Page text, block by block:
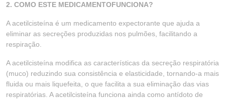
2. COMO ESTE MEDICAMENTOFUNCIONA?
A acetilcisteína é um medicamento expectorante que ajuda a
eliminar as secreções produzidas nos pulmões, facilitando a
respiração.
A acetilcisteína modifica as características da secreção respiratória
(muco) reduzindo sua consistência e elasticidade, tornando-a mais
fluida ou mais liquefeita, o que facilita a sua eliminação das vias
respiratórias. A acetilcisteína funciona ainda como antídoto de